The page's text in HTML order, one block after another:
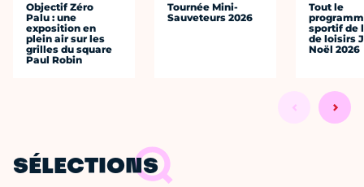
Objectif Zéro
Palu : une
exposition en
plein air sur les
grilles du square
Paul Robin
Tournée Mini-
Sauveteurs 2026
Tout le
sportif de
de loisirs
Noël 2026
SÉLECTIONS